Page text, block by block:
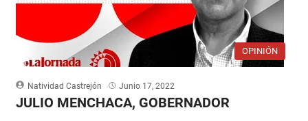
OPINIÓN
Natividad Castrejón Junio 17, 2022
JULIO MENCHACA, GOBERNADOR